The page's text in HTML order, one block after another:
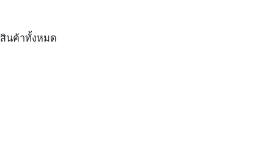
สินค้าทั้งหมด